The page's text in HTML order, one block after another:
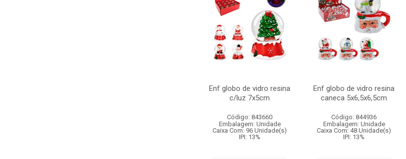
Enf globo de vidro resina
c/luz 7x5cm
Código: 843660
Embalagem: Unidade
Caixa Com: 96 Unidade(s)
IPI: 13%
Enf globo de vidro resina
caneca 5x6,5x6,5cm
Código: 844936
Embalagem: Unidade
Caixa Com: 48 Unidade(s)
IPI: 13%